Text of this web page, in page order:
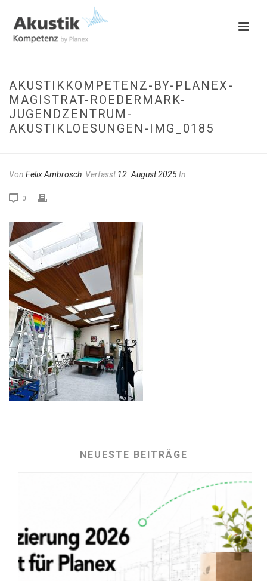
AKUSTIKKOMPETENZ-BY-PLANEX-
MAGISTRAT-ROEDERMARK-
JUGENDZENTRUM-
AKUSTIKLOESUNGEN-IMG_0185
Von Felix Ambrosch Verfasst12. August 2025In
0
NEUESTE BEITRÄGE